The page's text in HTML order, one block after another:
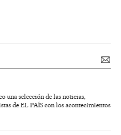
una selección de las noticias,
de EL PAÍS con los acontecimientos